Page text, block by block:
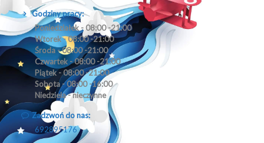
Godziny pracy:
Poniedziałek - 08:00 -21:00
Wtorek - 08:00 -21:00
Środa - 08:00 -21:00
Czwartek - 08:00 -21:00
Piątek - 08:00 -21:00
Sobota - 08:00 -16:00
Niedziela - nieczynne
Zadzwoń do nas:
692895176